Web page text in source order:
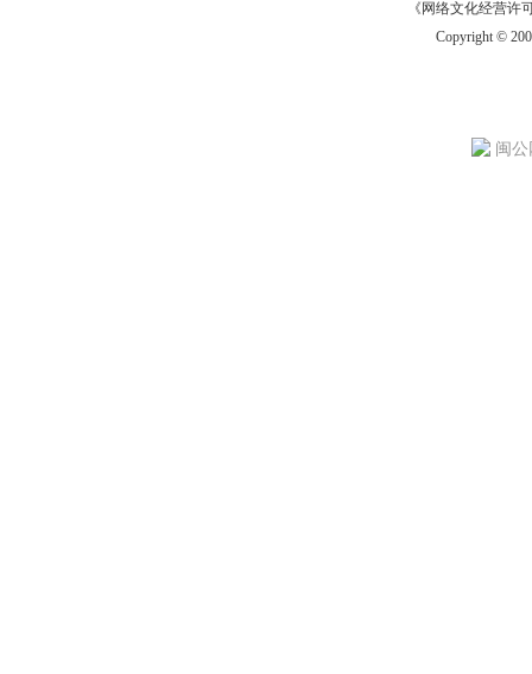
《网络文化经营许
Copyright ©
闽公